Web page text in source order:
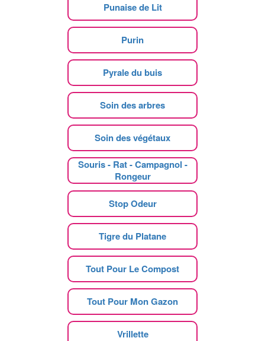
Punaise de Lit
Purin
Pyrale du buis
Soin des arbres
Soin des végétaux
Souris - Rat - Campagnol -
Rongeur
Stop Odeur
Tigre du Platane
Tout Pour Le Compost
Tout Pour Mon Gazon
Vrillette